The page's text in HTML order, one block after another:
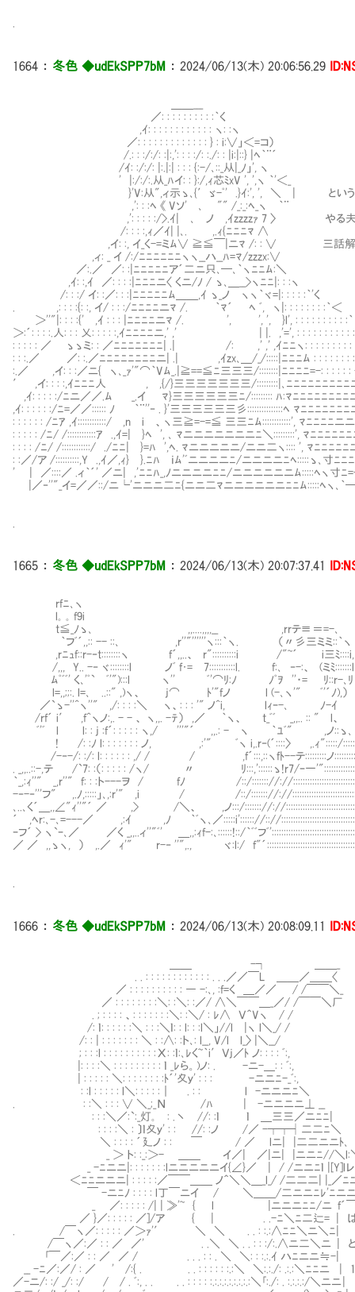
1664 ： 冬色 ◆udEkSPP7bM ： 2024/06/13(木) 20:06:56.29
／: : : : : : : : : :｀く
,ｲ: : : : : : : : : : : : ヽ: :ヽ
／: : : : : : : : : : : : : } : i:∨」＜=コ）
/.: : :/:/: :|:,': : : :/: :./: : |i:|::} |ﾍ｀¨´
/ｲ: :/:/: |:.|:| : : : {:-/､::_从|_ﾉ」', ヽ
' |:/:/:.从_ﾊイ: : }:/,ｨ芯ﾐxV ', ',ヽ ｀'＜_
}'V:从",ィ示ゝ､{′ゞ-ﾟ' .}ｲ:', ', ＼ | という訳
,': : :ﾍ 《 Vソ' ､ "" /_:_:ﾍ_ヽ ｀¨
,': : : : :/>.ｲ| ､ ノ ,ｲzzzzｧ 7 〉 やる夫で学ぶ
/: : : :,ｨ／ｲ| |､. ,.ｨ{ﾆﾆﾆﾏ ∧
,イ: :, イ_く-=ミﾑ∨ ≧≦￣|ニﾏ /: : ∨ 三話解説
,ィ: _ イ /:/ﾆﾆﾆﾆﾆﾆヽヽ__ハ__ﾊ=ﾏ/zzzx:∨
／:.／ ／: :|ﾆﾆﾆﾆﾆア´二ニ只､─､｀ヽﾆﾆﾑ:＼
,ｲ: :,ｲ ／: : : :|ﾆﾆﾆニ〈 くニ/ﾉ / ゝ､＿__>ヽﾆﾆ|: : :ヽ
/: : :/ イ: :／: : :|ﾆﾆﾆﾆﾆﾑ＿＿,ｲ ゝ_ノ ヽヽ｀ヾ=|: : : : :｀'く
. ,: : : :{: :, イ/ : : :/ﾆﾆﾆﾆニﾏ /. ｀ﾏ´ ﾍ ﾞ, ヽ|: : : : : : : :｀＜
＞''"|: : : :{' ,ｲ : : : |ﾆﾆﾆﾆニﾏ /. ', ', ', }l', : : : : : : : : : :｀
＞:´: : : :.人: : : 乂: : : : :,ｲﾆﾆﾆﾆニ,' ,' | |. ,'=', : : : : : : : : : : :
: : : : : ／ ゝゝミ: : ／ﾆﾆﾆﾆﾆﾆﾆ| .| /: ,' ,' ,ｲﾆﾆヽ: : : : : : : : : :
: : :.／ ／: :.／ﾆﾆﾆﾆﾆﾆﾆﾆニ| .| ,ｲzx､＿/_/:::::|ﾆﾆﾆﾑ : : : : : : : :
:.／ ,イ: : :／ニ{ ヽ､_ｧ'"⌒｀Vﾑ_.|≧==≦ﾆ三三三/::::::::|ﾆﾆﾆﾆ=-: : : : :
′ ,イ: : : :,ｲﾆﾆﾆ人 , ,{/}三三三三三三三/:::::::::|､ﾆﾆﾆﾆﾆﾆﾆﾆﾆ
,ｲ: : : : :/ﾆニ／／.ﾑ _.イ ﾏ}三三三三三三ﾆ/::::::::: ﾊ:ﾏﾆﾆﾆﾆﾆﾆﾆﾆ
,ｲ: : : : : :/ﾆ=／／:::::: ﾉ ｀¨''‐ . }'三三三三三三彡:::::::::::::::ﾍ ﾏﾆﾆﾆﾆﾆ
: : : : : : /ﾆｱ ,ｲ::::::::::::/ ,n i 、ヽ三≧=-=≦ 三三ﾆﾑ::::::::::::', ﾏﾆﾆﾆﾆニ
: : : : : /ﾆ/ /::::::::::::ｱ .,ｲ=| }ﾍ ', ､ ﾏニニニニニニニﾆ＼:::::::::', ﾏﾆﾆﾆﾆ
: : : : /ﾆ/ /::::::::::::/ ./ﾆﾆ| }=ﾊ ',ﾍ. ﾏニニニニニ/ニニ二ヽ:::: ', ﾏﾆﾆﾆﾆ
: :／/ア /::::::::::,Y .,ｲ／,ｨ} }.ﾆﾊ ｉﾑ'ﾞニニニニﾆ/ニニニニﾆﾍ:::::ゝ､寸ﾆﾆ
' | ／::::／ .ィ｀´' ／ニ| ,'ﾆﾆﾊ_,ﾉニニニニﾆﾆ/ニニニニニニﾑ:::::ﾍヽ寸
|／‐''"_イ=／／::/ニ└'ニニニ二ﾆ{ニニ二ﾏニニニニニニﾆﾆﾑ:::::ﾍヽ､｀
1665 ： 冬色 ◆udEkSPP7bM ： 2024/06/13(木) 20:07:37.41
rfﾆ､ヽ
l｡ ｡ f9i
t≦_ﾉゝ､ ,,....,,,,__ ,rrテ≡＝=-､ ﾌﾞ
｀フﾞ´,,:: -- ::､ ,r''"''''''ヽ:::｀ヽ. （〃彡三ミミ::｀ヽ
,rﾆｭf::r-‐t::::::::ヽ f´,,..、 r"::::::::::i /"~´ i三ﾐ::::i,
/,,, Y.. -‐ ヾ::::::::l ノﾞ f･= 7:::::::::::l. f:､ ‐-:、 (ミﾐ:::::::l
ﾑﾟﾞﾞ' く､'ﾟ` ﾞ'"):::l ヽ'' ﾞ'⌒ﾘ:ﾉ ﾉﾟｦ ''・= ﾘ
l=,,;;:. l=､ ..::" ,)ヽ、 j⌒ ﾄ'"fノ l (-､ヽ'" ﾞ'´ﾉ),）
／`ゝ-''^ヽ''" ,/: : : :＼ ヽ、: : : '" ノ^i, lｨｰ-､ ﾉ-ｲ
/rf´ i′ ,f^ヽノ:,. - - 、 ヽ,,. -ﾃ） ,／ ｀ヽ、 t_ﾞﾞ _,,.. :: " l、
ﾞ'ﾞ l l: : j :f´: : : : : ヽ,/ '''"´ ,,.: - ヽ ｀ﾕﾞ" ,ノ
! /: :ﾉ l: : : : : : : ノ, ,:'" ﾞヽ i,.r‐(´::::〉 ,.ｨ":::::/
/-‐-/: :/: l: : : : : : ,/ / / ,f´:::,::ヽfﾄ--テ:::::::::ノ:::::::::
. _,,..::-,テ /`7: :（: : : : : /ヽ/ 〃 ﾘ:::,'::::::ゝ!r7/ｰ一'":::::::::::::
｀_,:ｨ''" _,r''" f: : :ト---ヲ / fﾉ /::/::::::://://
-‐-‐'''フ" ,.ﾉ,:::::」､,:r'" ,i / /::/::::::://://
､..､く´＿,,∠"ｨ''"´ ／ ,> /＼、 ,ノ:::/::::::://://
´ ,ﾍr:､-､=---／ ,:ｲ ,ﾉ ｀ﾞヽ､／:::::i':::::://:://
ｰフ´ > ヽ`ｰ､／ ／く _,,..ィ''"ﾞ' ＿,,:ｨf-:､::::::!::/｀ﾞﾞフﾞ
／ ／ ,,ゝヽ, ） ,.／ ｨ'" r-‐ ''",., ヾ:l:/
1666 ： 冬色 ◆udEkSPP7bM ： 2024/06/13(木) 20:08:09.11
＿＿ -┐ ＿＿_
. . : : : : : : : : : : : : . . .／／￣L ＿＿／＿＿〈
／ : : : : : : : : : : ― -:､, :f=く ＿／／ / /￣￣＼_
／ : : : : : : : :＼: :＼: :／/ ∧＼￣
. ; : : : : 、: : : : : : :＼: :＼/ : ﾚ
/: ｌ: : : : : :＼ : : :＼ｌ: : l: : :l＼」//
/: : | : : : : : : : ＼ : :∧: :ト､: l__,
; : : :l : : : : : : : : : :Χ: :ｌ:､ﾚく~｀i′
|: : : :＼ : : : : : : : : : ｌ _ﾚら。)ノ: . -
| : : : : : ＼: : : : : : : :ﾄ´'夊ｙ' : : : -ニ
: :l : : : : : l＼: : : : :｜ . : : l -ニニ
. : :＼ : : : ∨ ＼_;_Ν /ﾊ | -ニニニニ⊥
: : :＼／:`:_灯｡㌦: .丶 //: :ｌ ｌ ＿三三
: : : :＼ : 〕ｌ夊ｙ' : : //: :ノ /／ -┬┬┤二
＼ : : : : ´廴ノ : : ￣ / ／ lニ| |二二ニニﾄ､
_ ＞ ト: :_:＞- ＿＿ イ／| ／|ニ| |ニニﾆ//＼l:
_ -ﾆニニ|: : : : : : :lニニニニニイ{∠}／ | / /ニニﾆｌ |[Y]l
＜ﾆﾆニニニ| : : : : :／￣￣＿＿ ノ＾＼＼＿_l_/ /二二二|
￣ -ニﾆﾉ : : : : l丁￣ニイ / ＼＿＿/二ニニﾆﾚ'ﾆニニ
_ ／: : : : : /| | ≫'~ { l |ニニニﾆﾆ/ニ f´￣￣￣￣￣
／ }／: : : : : ／]/ア { | . .-ﾆ
. /￣ヽ／: : : : : ／＞ｧ'′ ＼ ＼ .
/￣ヽ／:／ : : ／ ／' . .＼ ＼ . . : : :/:.∧ニ二＼ニ | と
｢￣／:／ : : ／ ／ / . . . : : . ＼
__ -ﾆ／:／/ : ／ ' /:{ . . . : : : : : :.:＼ ＼:.:./: .:.:＼ﾆﾆニ | 1話
／-ニ/: :/ _/: :/ / / . ﾞ:, . . . . : : : :